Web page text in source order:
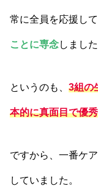
常に全員を応援し
ことに専念しました
というのも、 3組の
本的に真面目で優秀
ですから、一番ケ
していました。